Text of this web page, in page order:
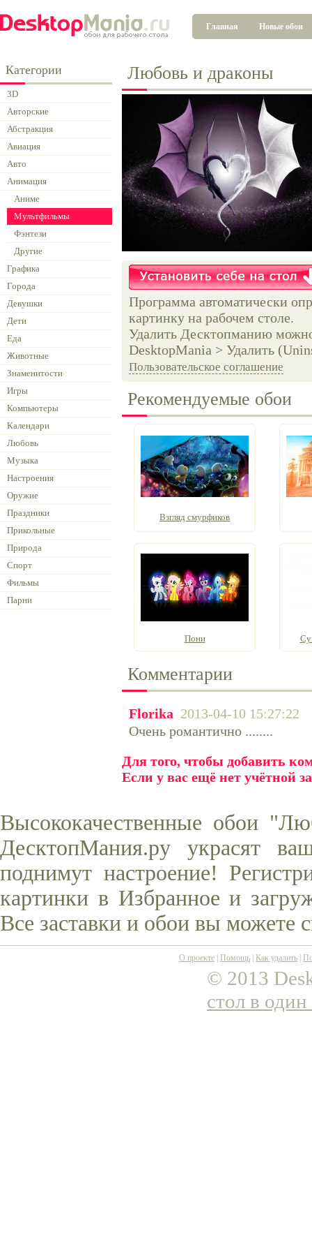
Главная Новые обои
Категории
3D
Авторские
Абстракция
Авиация
Авто
Анимация
Аниме
Мультфильмы
Фэнтези
Другие
Графика
Города
Девушки
Дети
Еда
Животные
Знаменитости
Игры
Компьютеры
Календари
Любовь
Музыка
Настроения
Оружие
Праздники
Прикольные
Природа
Спорт
Фильмы
Парни
Любовь и драконы
Программа автоматически
картинку на рабочем столе.
Удалить Десктопманию
DesktopMania > Удалить
Пользовательское соглашение
Рекомендуемые обои
Взгляд смурфиков
Пони
Комментарии
Florika 2013-04-10 15:27:22
Очень романтично ........
Для того, чтобы добавить
Если у вас ещё нет учётной
Высококачественные обои
ДесктопМания.ру украсят
поднимут настроение!
картинки в Избранное и
Все заставки и обои вы можете
О проекте Помощь Как удалить
© 2013
стол в